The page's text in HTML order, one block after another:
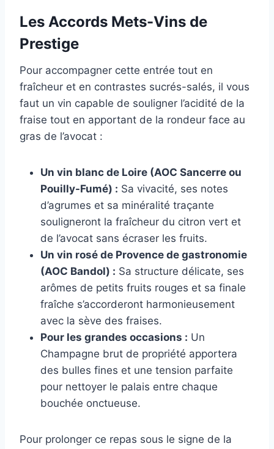
Les Accords Mets-Vins de
Prestige
Pour accompagner cette entrée tout en
fraîcheur et en contrastes sucrés-salés, il vous
faut un vin capable de souligner l’acidité de la
fraise tout en apportant de la rondeur face au
gras de l’avocat :
Un vin blanc de Loire (AOC Sancerre ou
Pouilly-Fumé) : Sa vivacité, ses notes
d’agrumes et sa minéralité traçante
souligneront la fraîcheur du citron vert et
de l’avocat sans écraser les fruits.
Un vin rosé de Provence de gastronomie
(AOC Bandol) : Sa structure délicate, ses
arômes de petits fruits rouges et sa finale
fraîche s’accorderont harmonieusement
avec la sève des fraises.
Pour les grandes occasions : Un
Champagne brut de propriété apportera
des bulles fines et une tension parfaite
pour nettoyer le palais entre chaque
bouchée onctueuse.
Pour prolonger ce repas sous le signe de la